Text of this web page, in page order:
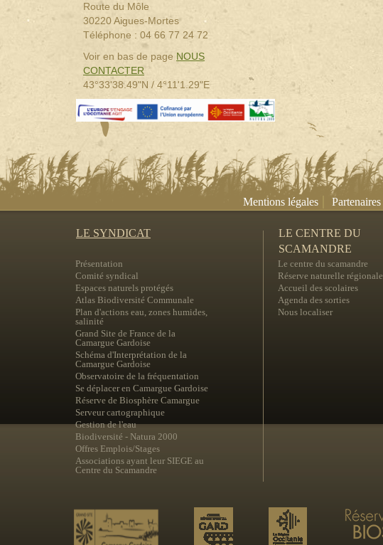
Route du Môle
30220 Aigues-Mortes
Téléphone : 04 66 77 24 72
Voir en bas de page NOUS
CONTACTER
43°33'38.49"N / 4°11'1.29"E
Mentions légales Partenaires
LE SYNDICAT
Présentation
Comité syndical
Espaces naturels protégés
Atlas Biodiversité Communale
Plan d'actions eau, zones humides,
salinité
Grand Site de France de la
Camargue Gardoise
Schéma d'Interprétation de la
Camargue Gardoise
Observatoire de la fréquentation
Se déplacer en Camargue Gardoise
Réserve de Biosphère Camargue
Serveur cartographique
Gestion de l'eau
Biodiversité - Natura 2000
Offres Emplois/Stages
Associations ayant leur SIEGE au
Centre du Scamandre
LE CENTRE DU
SCAMANDRE
Le centre du scamandre
Réserve naturelle régionale
Accueil des scolaires
Agenda des sorties
Nous localiser